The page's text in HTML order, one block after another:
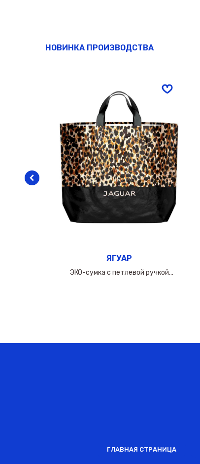
НОВИНКА ПРОИЗВОДСТВА
ЯГУАР
ЭКО-сумка с петлевой ручкой
ГЛАВНАЯ СТРАНИЦА